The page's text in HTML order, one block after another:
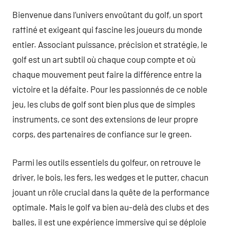
Bienvenue dans l’univers envoûtant du golf, un sport
raffiné et exigeant qui fascine les joueurs du monde
entier. Associant puissance, précision et stratégie, le
golf est un art subtil où chaque coup compte et où
chaque mouvement peut faire la différence entre la
victoire et la défaite. Pour les passionnés de ce noble
jeu, les clubs de golf sont bien plus que de simples
instruments, ce sont des extensions de leur propre
corps, des partenaires de confiance sur le green.
Parmi les outils essentiels du golfeur, on retrouve le
driver, le bois, les fers, les wedges et le putter, chacun
jouant un rôle crucial dans la quête de la performance
optimale. Mais le golf va bien au-delà des clubs et des
balles, il est une expérience immersive qui se déploie